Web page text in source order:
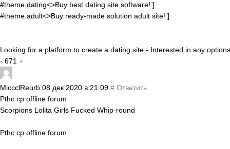
#theme.dating<>Buy best dating site software! ]
#theme.adult<>Buy ready-made solution adult site! ]
Looking for a platform to create a dating site - Interested in any
- 671 +
MiccclReurb 08 дек 2020 в 21:09 # Ответить
Pthc cp offline forum
Scorpions Lolita Girls Fucked Whip-round
Pthc cp offline forum